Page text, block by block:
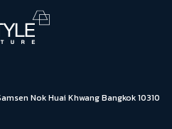
Nok Huai Khwang Bangkok 10310